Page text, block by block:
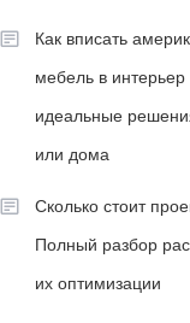
Как вписать
мебель в
идеальные
или дома
Сколько стоит
Полный разбор
их оптимизации